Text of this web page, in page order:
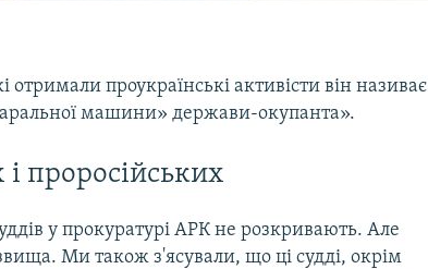
проукраїнські активісти він називає
машини» держави-окупанта».​
проросійських
у прокуратурі АРК не розкривають. Але
Ми також з'ясували, що ці судді, окрім